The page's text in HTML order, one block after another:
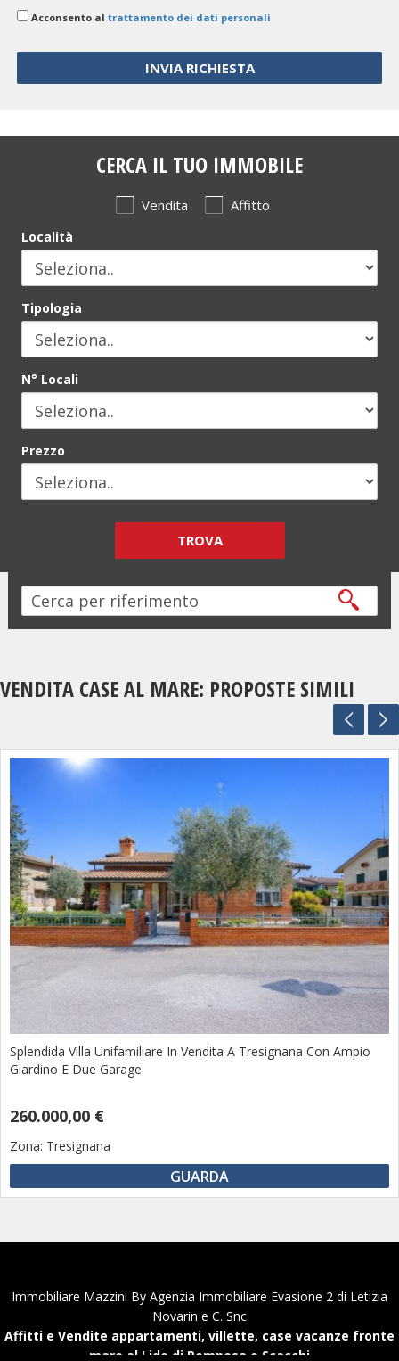
Acconsento al trattamento dei dati personali
CERCA IL TUO IMMOBILE
Vendita Affitto
Località
Tipologia
N° Locali
Prezzo
TROVA
VENDITA CASE AL MARE: PROPOSTE SIMILI
Splendida Villa Unifamiliare In Vendita A Tresignana Con Ampio
Giardino E Due Garage
260.000,00 €
Zona: Tresignana
GUARDA
Immobiliare Mazzini By Agenzia Immobiliare Evasione 2 di Letizia
Novarin e C. Snc
Affitti e Vendite appartamenti, villette, case vacanze fronte
mare al Lido di Pomposa e Scacchi